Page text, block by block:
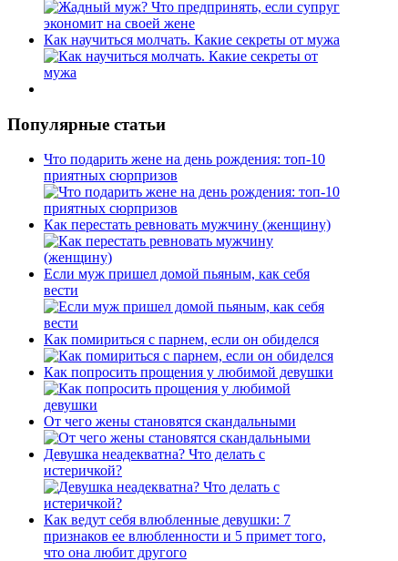
Как научиться молчать. Какие секреты от мужа
Популярные статьи
Что подарить жене на день рождения: топ-10
приятных сюрпризов
Как перестать ревновать мужчину (женщину)
Если муж пришел домой пьяным, как себя
вести
Как помириться с парнем, если он обиделся
Как попросить прощения у любимой девушки
От чего жены становятся скандальными
Девушка неадекватна? Что делать с
истеричкой?
Как ведут себя влюбленные девушки: 7
признаков ее влюбленности и 5 примет того,
что она любит другого